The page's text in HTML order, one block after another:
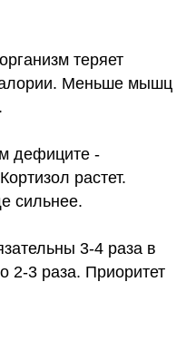
теряет
Меньше мышц
дефиците -
растет.
сильнее.
3-4 раза в
2-3 раза. Приоритет